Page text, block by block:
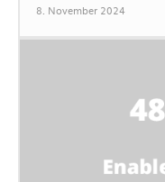
8. November 2024